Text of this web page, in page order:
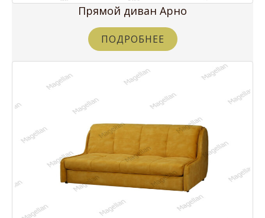
Прямой диван Арно
ПОДРОБНЕЕ